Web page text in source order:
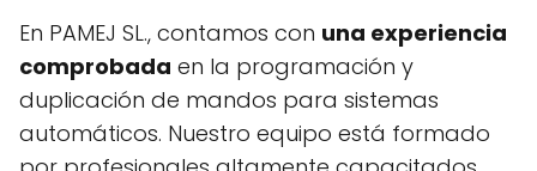
En PAMEJ SL., contamos con una experiencia
comprobada en la programación y
duplicación de mandos para sistemas
automáticos. Nuestro equipo está formado